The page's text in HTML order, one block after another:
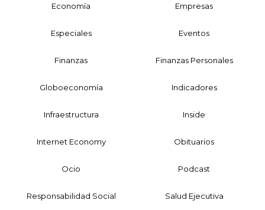
Economía Empresas
Especiales Eventos
Finanzas Finanzas Personales
Globoeconomía Indicadores
Infraestructura Inside
Internet Economy Obituarios
Ocio Podcast
Responsabilidad Social Salud Ejecutiva